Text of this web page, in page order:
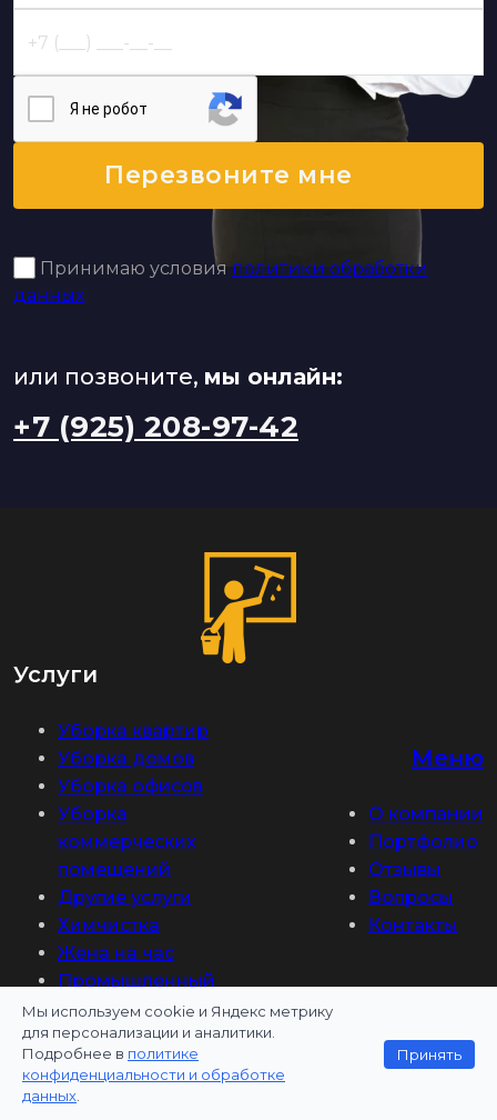
Я нe poбoт
Перезвоните мне
Принимаю условия политики обработки
данных
или позвоните, мы онлайн:
+7 (925) 208-97-42
Услуги
Уборка квартир
Уборка домов
Уборка офисов
Уборка
коммерческих
помещений
Другие услуги
Химчистка
Жена на час
Промышленный
альпинизм
Меню
О компании
Портфолио
Отзывы
Вопросы
Контакты
Наша цель:
Мы используем cookie и Яндекс метрику
для персонализации и аналитики.
Подробнее в политике
конфиденциальности и обработке
данных
Принять